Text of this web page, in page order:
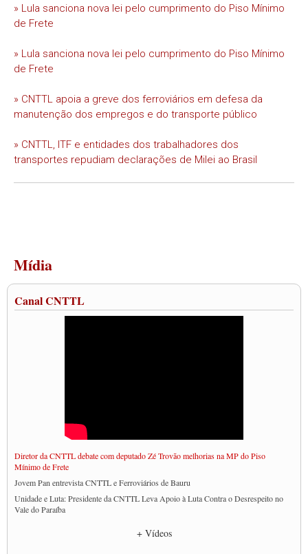
» Lula sanciona nova lei pelo cumprimento do Piso Mínimo
de Frete
» Lula sanciona nova lei pelo cumprimento do Piso Mínimo
de Frete
» CNTTL apoia a greve dos ferroviários em defesa da
manutenção dos empregos e do transporte público
» CNTTL, ITF e entidades dos trabalhadores dos
transportes repudiam declarações de Milei ao Brasil
Mídia
Canal CNTTL
Diretor da CNTTL debate com deputado Zé Trovão melhorias na MP do Piso
Mínimo de Frete
Jovem Pan entrevista CNTTL e Ferroviários de Bauru
Unidade e Luta: Presidente da CNTTL Leva Apoio à Luta Contra o Desrespeito no
Vale do Paraíba
+ Vídeos